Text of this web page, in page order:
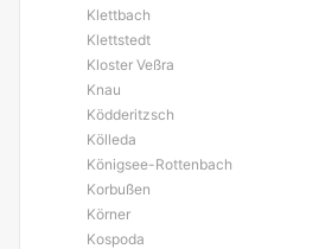
Klettbach
Klettstedt
Kloster Veßra
Knau
Ködderitzsch
Kölleda
Königsee-Rottenbach
Korbußen
Körner
Kospoda